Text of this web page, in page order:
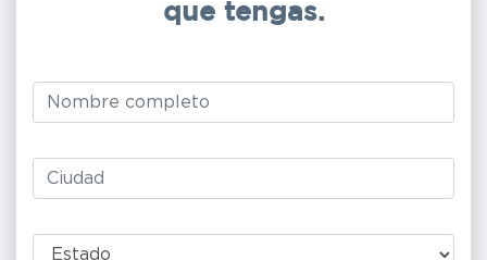
que tengas.
this
blank